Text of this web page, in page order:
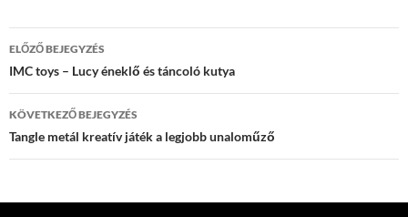
Bejegyzés
navigáció
ELŐZŐ BEJEGYZÉS
IMC toys – Lucy éneklő és táncoló kutya
KÖVETKEZŐ BEJEGYZÉS
Tangle metál kreatív játék a legjobb unaloműző